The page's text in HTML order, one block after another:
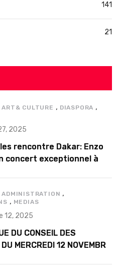
141
21
ART& CULTURE , DIASPORA ,
2025
rencontre Dakar: Enzo
concert exceptionnel à
ADMINISTRATION ,
, MEDIAS
12, 2025
DU CONSEIL DES
MERCREDI 12 NOVEMBRE